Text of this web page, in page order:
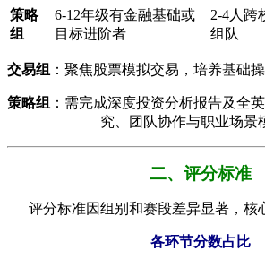
​策略
组​
6-12年级有金融基础或
目标进阶者
2-4人跨
组队
​交易组​ ：聚焦股票模拟交易，培养基础
​策略组​ ：需完成深度投资分析报告及全
究、团队协作与职业场景
二、评分标准
评分标准因组别和赛段差异显著，核
各环节分数占比​